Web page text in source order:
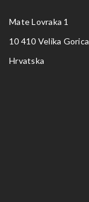
Mate Lovraka 1
10 410 Velika Gorica
Hrvatska